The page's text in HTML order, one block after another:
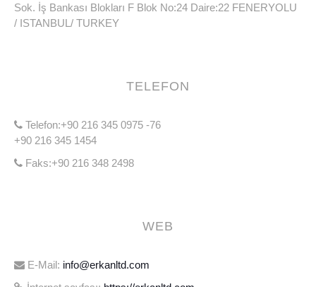
Sok. İş Bankası Blokları F Blok No:24 Daire:22 FENERYOLU
/ ISTANBUL/ TURKEY
TELEFON
Telefon:+90 216 345 0975 -76
+90 216 345 1454
Faks:+90 216 348 2498
WEB
E-Mail: info@erkanltd.com